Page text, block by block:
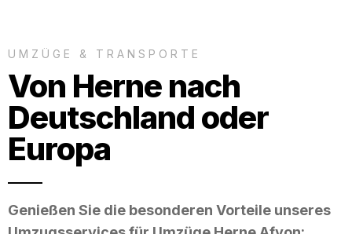
UMZÜGE & TRANSPORTE
Von Herne nach
Deutschland oder
Europa
Genießen Sie die besonderen Vorteile unseres